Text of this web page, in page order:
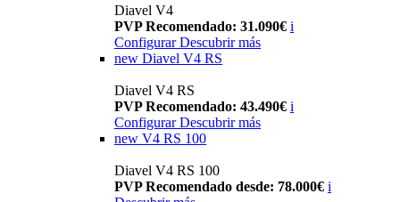
Diavel V4
PVP Recomendado: 31.090€ i
Configurar Descubrir más
new Diavel V4 RS
Diavel V4 RS
PVP Recomendado: 43.490€ i
Configurar Descubrir más
new V4 RS 100
Diavel V4 RS 100
PVP Recomendado desde: 78.000€ i